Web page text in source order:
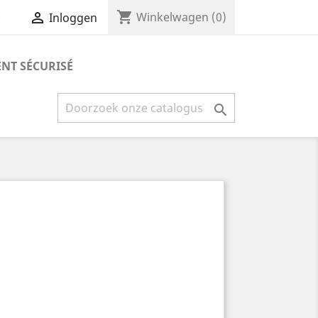
 Inloggen shopping_cart Winkelwagen (0)
SÉCURISÉ
